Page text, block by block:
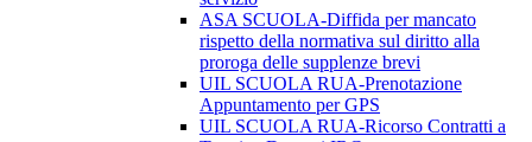
ASA SCUOLA-Diffida per mancato
rispetto della normativa sul diritto alla
proroga delle supplenze brevi
UIL SCUOLA RUA-Prenotazione
Appuntamento per GPS
UIL SCUOLA RUA-Ricorso Contratti a